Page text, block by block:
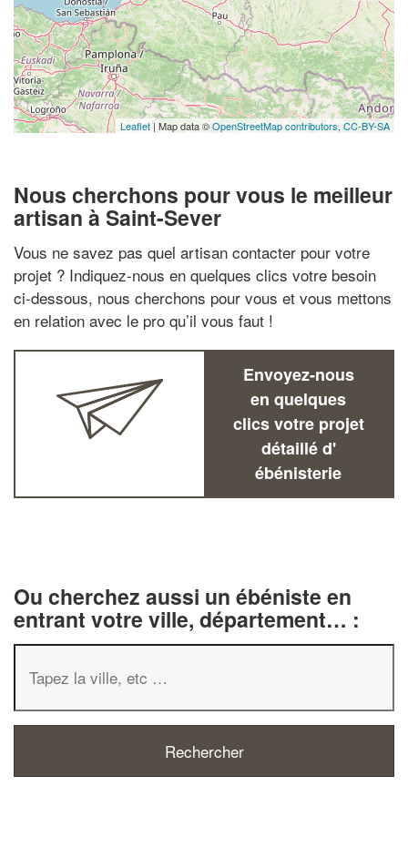
Leaflet | Map data ©OpenStreetMap contributors, CC-BY-SA
Nous cherchons pour vous le meilleur
artisan à Saint-Sever
Vous ne savez pas quel artisan contacter pour votre
projet ? Indiquez-nous en quelques clics votre besoin
ci-dessous, nous cherchons pour vous et vous mettons
en relation avec le pro qu’il vous faut !
Envoyez-nous
en quelques
clics votre projet
détaillé d'
ébénisterie
Ou cherchez aussi un ébéniste en
entrant votre ville, département… :